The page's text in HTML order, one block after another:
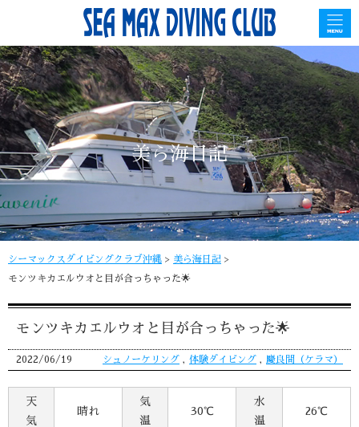
美ら海日記
シーマックスダイビングクラブ沖縄 > 美ら海日記 >
モンツキカエルウオと目が合っちゃった🌟
モンツキカエルウオと目が合っちゃった🌟
2022/06/19 シュノーケリング , 体験ダイビング , 慶良間（ケラマ）
天
気
晴れ
気
温
30℃
水
温
26℃